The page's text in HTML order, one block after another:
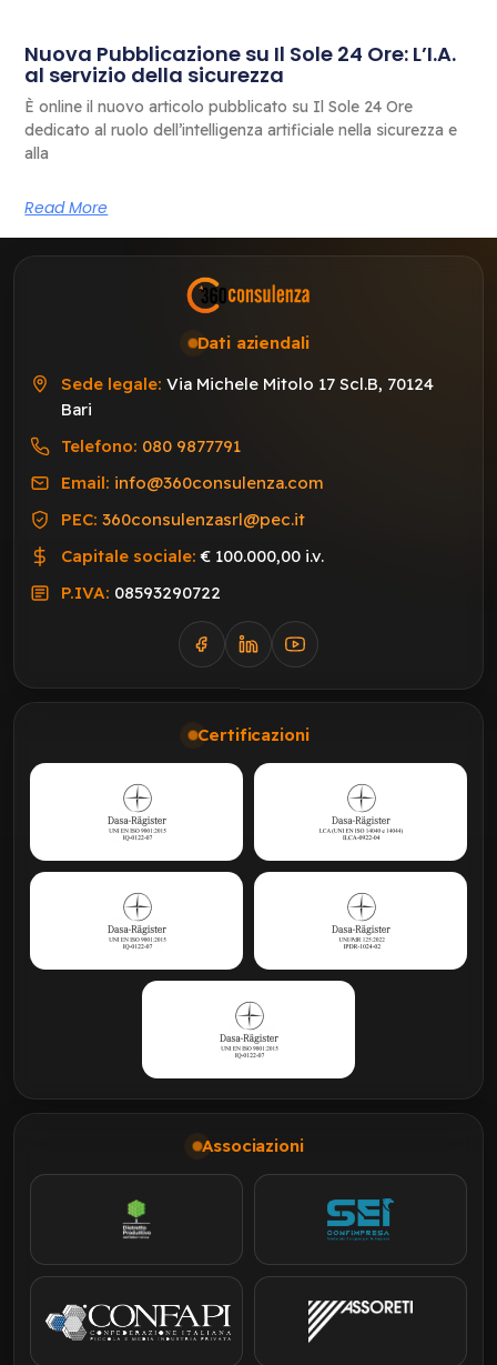
Nuova Pubblicazione su Il Sole 24 Ore: L’I.A.
al servizio della sicurezza
È online il nuovo articolo pubblicato su Il Sole 24 Ore
dedicato al ruolo dell’intelligenza artificiale nella sicurezza e
alla
Read More
Dati aziendali
Sede legale: Via Michele Mitolo 17 Scl.B, 70124
Bari
Telefono: 080 9877791
Email: info@360consulenza.com
PEC: 360consulenzasrl@pec.it
Capitale sociale: € 100.000,00 i.v.
P.IVA: 08593290722
Certificazioni
Associazioni